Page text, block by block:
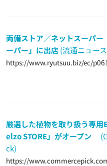
両備ストア／ネットスーパー
ーパー」に出店(流通ニュー
https://www.ryutsuu.biz/ec/
厳選した植物を取り扱う専用
elzo STORE」がオープン
ck)
https://